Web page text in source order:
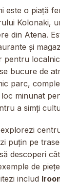
este o piață
Kolonaki,
din Atena.
și
pentru
bucure de
parc,
minunat
a simți
puțin pe
descoperi
de
includ